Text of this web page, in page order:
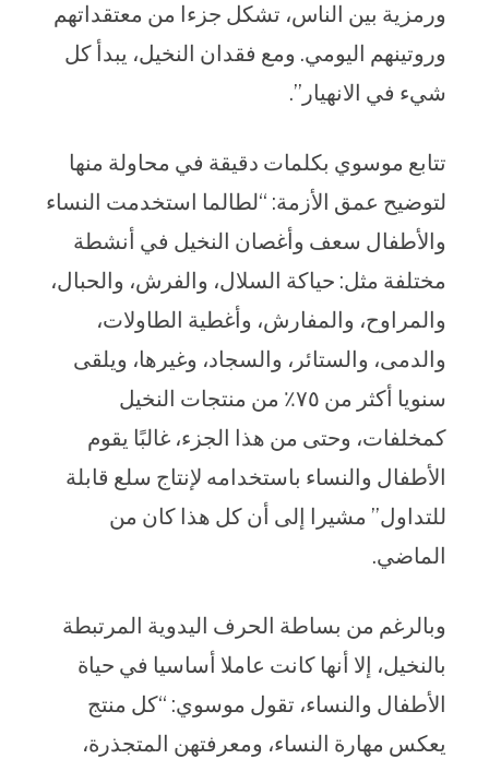
ورمزية بين الناس، تشكل جزءا من معتقداتهم
وروتينهم اليومي. ومع فقدان النخيل، يبدأ كل
شيء في الانهيار”.
تتابع موسوي بكلمات دقيقة في محاولة منها
لتوضيح عمق الأزمة: “لطالما استخدمت النساء
والأطفال سعف وأغصان النخيل في أنشطة
مختلفة مثل: حياكة السلال، والفرش، والحبال،
والمراوح، والمفارش، وأغطية الطاولات،
والدمى، والستائر، والسجاد، وغيرها، ويلقى
سنويا أكثر من ٧٥٪ من منتجات النخيل
كمخلفات، وحتى من هذا الجزء، غالبًا يقوم
الأطفال والنساء باستخدامه لإنتاج سلع قابلة
للتداول” مشيرا إلى أن كل هذا كان من
الماضي.
وبالرغم من بساطة الحرف اليدوية المرتبطة
بالنخيل، إلا أنها كانت عاملا أساسيا في حياة
الأطفال والنساء، تقول موسوي: “كل منتج
يعكس مهارة النساء، ومعرفتهن المتجذرة،